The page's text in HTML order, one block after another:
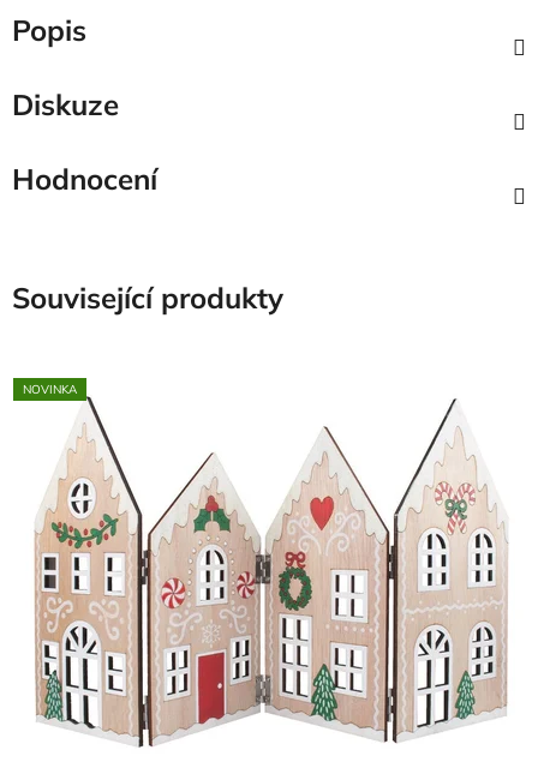
Popis
Diskuze
Hodnocení
Související produkty
NOVINKA